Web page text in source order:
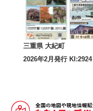
三重県 大紀町
2026年2月発行 KI:2924